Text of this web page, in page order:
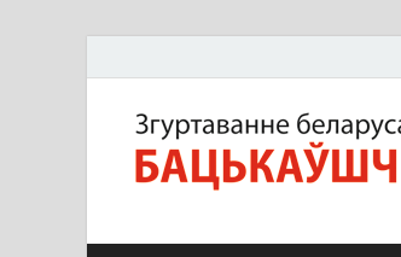
ЗБС "Бацькаўшчына"